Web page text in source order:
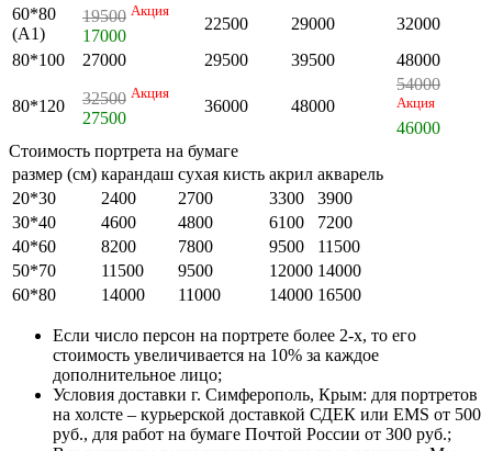
60*80
(А1)
19500 Акция
17000
22500 29000
32000
80*100
27000 29500 39500 48000
80*120 32500 Акция
27500
36000 48000
54000
Акция
46000
Стоимость портрета на бумаге
размер (см) карандаш сухая кисть акрил акварель
20*30
2400 2700 3300
3900
30*40
4600 4800 6100
7200
40*60
8200 7800 9500
11500
50*70
11500 9500 12000 14000
60*80
14000 11000 14000 16500
Если число персон на портрете более 2-х, то его
стоимость увеличивается на 10% за каждое
дополнительное лицо;
Условия доставки г. Симферополь, Крым: для портретов
на холсте – курьерской доставкой СДЕК или EMS от 500
руб., для работ на бумаге Почтой России от 300 руб.;